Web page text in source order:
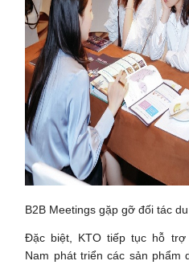
B2B Meetings gặp gỡ đối tác
Đặc biệt, KTO tiếp tục hỗ
Nam phát triển các sản phẩm